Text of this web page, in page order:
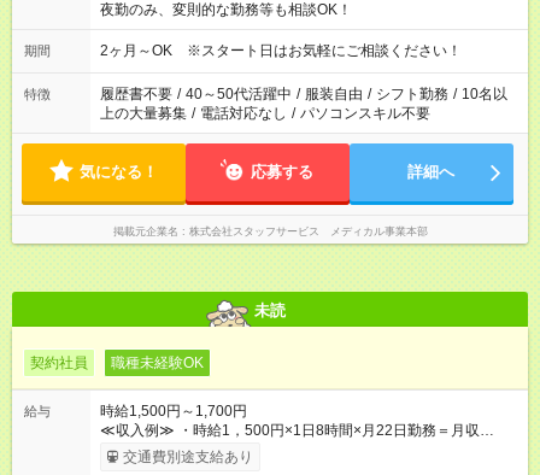
夜勤のみ、変則的な勤務等も相談OK！
期間 2ヶ月～OK ※スタート日はお気軽にご相談ください！
特徴 履歴書不要 / 40～50代活躍中 / 服装自由 / シフト勤務 / 10名以
上の大量募集 / 電話対応なし / パソコンスキル不要
気になる！ 応募する 詳細へ
掲載元企業名 株式会社スタッフサービス メディカル事業本部
未読
契約社員 職種未経験OK
給与
時給1,500円～1,700円
≪収入例≫ ・時給1，500円×1日8時間×月22日勤務＝月収
264，000円 ・時給1，700円×1日8時間×月22日勤務＝月収
交通費別途支給あり